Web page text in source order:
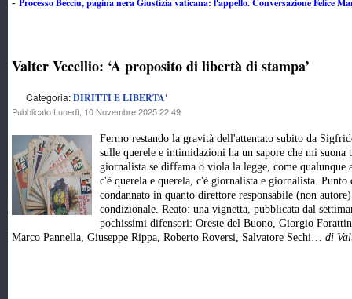
- Processo Becciu, pagina nera Giustizia vaticana: l'appello. Conversazione Felice
Valter Vecellio: ‘A proposito di libertà di stampa’
Categoria:DIRITTI E LIBERTA'
Pubblicato Lunedì, 10 Novembre 2025 22:49
Fermo restando la gravità dell'attentato subito da
sulle querele e intimidazioni ha un sapore che mi
giornalista se diffama o viola la legge, come qualunque
c'è querela e querela, c'è giornalista e giornalista.
condannato in quanto direttore responsabile (non
condizionale. Reato: una vignetta, pubblicata dal
pochissimi difensori: Oreste del Buono, Giorgio
Marco Pannella, Giuseppe Rippa, Roberto Roversi, Salvatore Sechi… di